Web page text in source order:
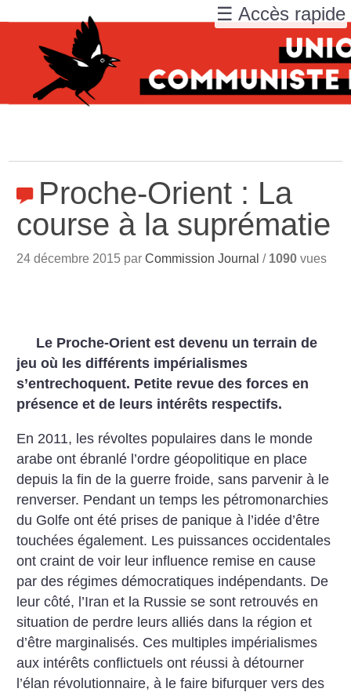
Proche-Orient : La
course à la suprématie
24 décembre 2015 parCommission Journal / 1090 vues
Le Proche-Orient est devenu un terrain de
jeu où les différents impérialismes
s’entrechoquent. Petite revue des forces en
présence et de leurs intérêts respectifs.
En 2011, les révoltes populaires dans le monde
arabe ont ébranlé l’ordre géopolitique en place
depuis la fin de la guerre froide, sans parvenir à le
renverser. Pendant un temps les pétromonarchies
du Golfe ont été prises de panique à l’idée d’être
touchées également. Les puissances occidentales
ont craint de voir leur influence remise en cause
par des régimes démocratiques indépendants. De
leur côté, l’Iran et la Russie se sont retrouvés en
situation de perdre leurs alliés dans la région et
d’être marginalisés. Ces multiples impérialismes
aux intérêts conflictuels ont réussi à détourner
l’élan révolutionnaire, à le faire bifurquer vers des
☰ Accès rapide